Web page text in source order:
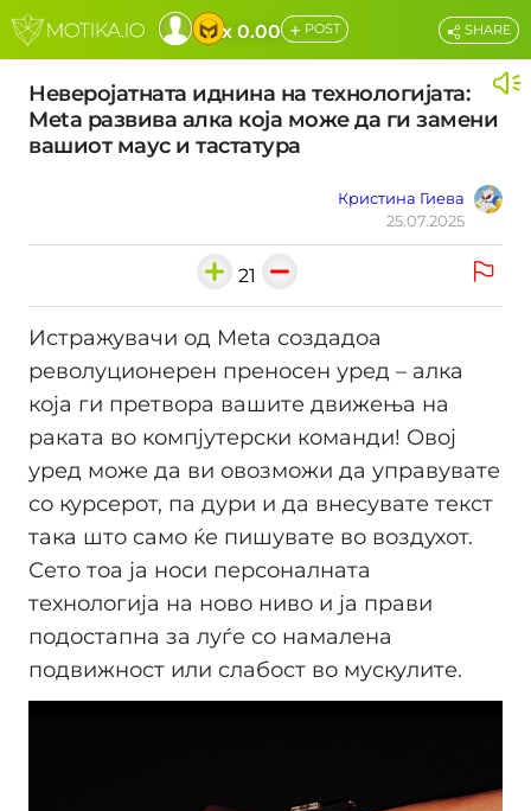
x 0.00 + POST
Неверојатната иднина на технологијата:
Meta развива алка која може да ги замени
вашиот маус и тастатура
Кристина Гиева
25.07.2025
SHARE
21
Истражувачи од Meta создадоа
револуционерен преносен уред – алка
која ги претвора вашите движења на
раката во компјутерски команди! Овој
уред може да ви овозможи да управувате
со курсерот, па дури и да внесувате текст
така што само ќе пишувате во воздухот.
Сето тоа ја носи персоналната
технологија на ново ниво и ја прави
подостапна за луѓе со намалена
подвижност или слабост во мускулите.